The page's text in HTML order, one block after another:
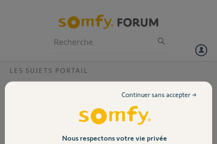
Volet
LES SUJETS PORTAIL
motorisationportail LOCKTYVIA comment
programmer l'ouverture piétonne de mon
motorisation LOCKTIVIA de mon portail ? merci
Nous respectons votre vie privée
Continuer sans accepter →